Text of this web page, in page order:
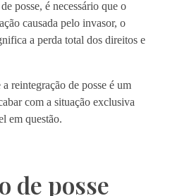
posse, é necessário que o
causada pelo invasor, o
a perda total dos direitos e
reintegração de posse é um
com a situação exclusiva
em questão.
de posse